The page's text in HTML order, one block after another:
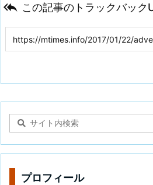
 この記事のトラックバック
プロフィール